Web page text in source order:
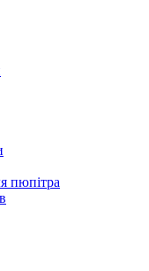
пюпітра